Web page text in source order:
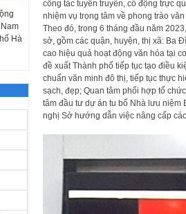
công tác tuyên truyền, cổ động trực
nhiệm vụ trọng tâm về phong trào
Theo đó, trong 6 tháng đầu năm
sở, gồm các quận, huyện, thị xã: Ba
cao hiệu quả hoạt động văn hóa tại
đề xuất Thành phố tiếp tục tạo điều
chuẩn văn minh đô thị, tiếp tục thực
sạch, đẹp; Quan tâm phối hợp tổ
tâm đầu tư dự án tu bổ Nhà lưu niệm
nghị Sở hướng dẫn việc nâng cấp
Hà